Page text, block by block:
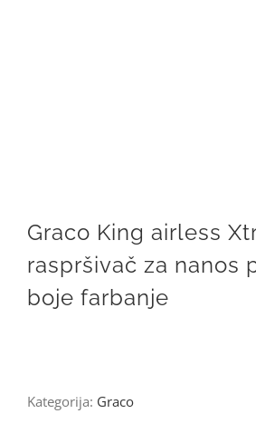
Graco King airless
raspršivač za nanos
boje farbanje
Kategorija: Graco